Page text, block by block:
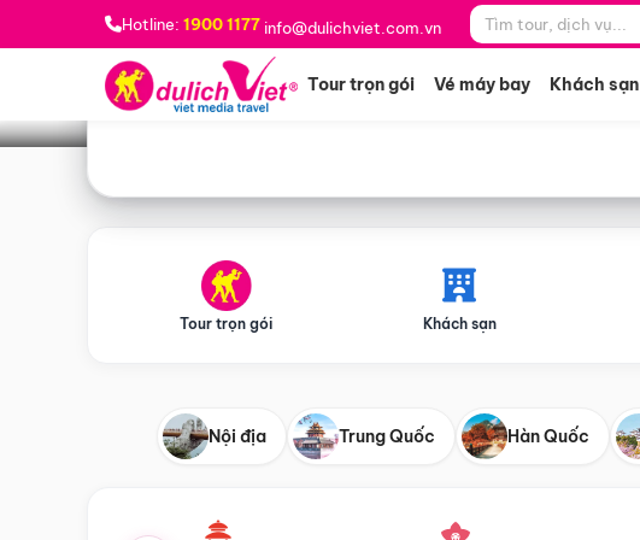
Hotline: 1900 1177 info@dulichviet.com.vn
Tour trọn gói Vé máy bay Khách sạn
Bạn muốn đi đâu? *
Tour trọn gói Khách sạn
Nội địa Trung Quốc Hàn Quốc